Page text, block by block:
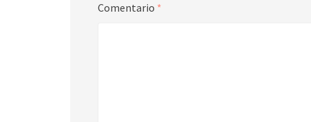
Comentario *